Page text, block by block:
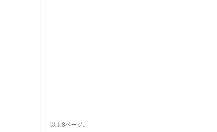
以上8ページ。